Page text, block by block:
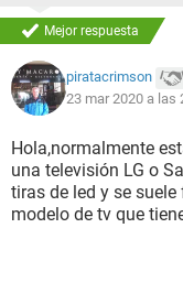
Mejor respuesta
piratacrimson
23 mar 2020 a las
Hola,normalmente
una televisión LG o
tiras de led y se
modelo de tv que